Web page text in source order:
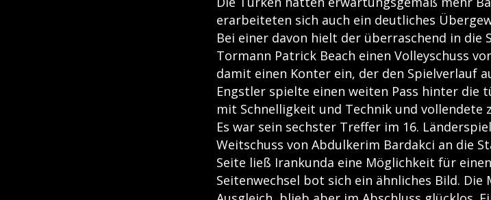
erarbeiteten sich auch ein deutliches
Bei einer davon hielt der überraschend in
Tormann Patrick Beach einen Volleyschuss
damit einen Konter ein, der den Spielverlauf
Engstler spielte einen weiten Pass hinter die
mit Schnelligkeit und Technik und vollendete
Es war sein sechster Treffer im 16.
Weitschuss von Abdulkerim Bardakci an die
Seite ließ Irankunda eine Möglichkeit für
Seitenwechsel bot sich ein ähnliches Bild.